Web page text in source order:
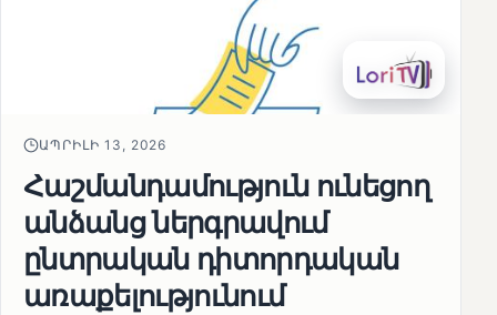
ԱՊՐԻԼԻ 13, 2026
Հաշմանդամություն ունեցող
անձանց ներգրավում
ընտրական դիտորդական
առաքելությունում